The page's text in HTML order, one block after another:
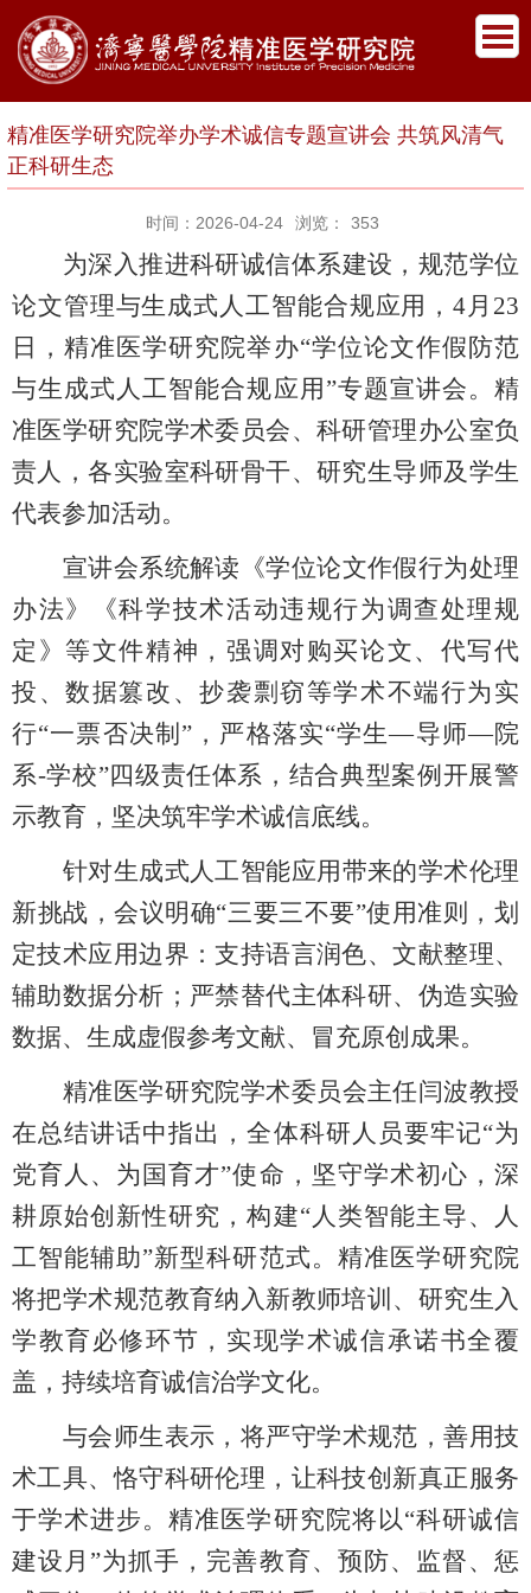
精准医学研究院举办学术诚信专题宣讲会 共筑风清气
正科研生态
时间：2026-04-24 浏览： 353
为深入推进科研诚信体系建设，规范学位
论文管理与生成式人工智能合规应用，4月23
日，精准医学研究院举办“学位论文作假防范
与生成式人工智能合规应用”专题宣讲会。精
准医学研究院学术委员会、科研管理办公室负
责人，各实验室科研骨干、研究生导师及学生
代表参加活动。
宣讲会系统解读《学位论文作假行为处理
办法》《科学技术活动违规行为调查处理规
定》等文件精神，强调对购买论文、代写代
投、数据篡改、抄袭剽窃等学术不端行为实
行“一票否决制”，严格落实“学生—导师—院
系-学校”四级责任体系，结合典型案例开展警
示教育，坚决筑牢学术诚信底线。
针对生成式人工智能应用带来的学术伦理
新挑战，会议明确“三要三不要”使用准则，划
定技术应用边界：支持语言润色、文献整理、
辅助数据分析；严禁替代主体科研、伪造实验
数据、生成虚假参考文献、冒充原创成果。
精准医学研究院学术委员会主任闫波教授
在总结讲话中指出，全体科研人员要牢记“为
党育人、为国育才”使命，坚守学术初心，深
耕原始创新性研究，构建“人类智能主导、人
工智能辅助”新型科研范式。精准医学研究院
将把学术规范教育纳入新教师培训、研究生入
学教育必修环节，实现学术诚信承诺书全覆
盖，持续培育诚信治学文化。
与会师生表示，将严守学术规范，善用技
术工具、恪守科研伦理，让科技创新真正服务
于学术进步。精准医学研究院将以“科研诚信
建设月”为抓手，完善教育、预防、监督、惩